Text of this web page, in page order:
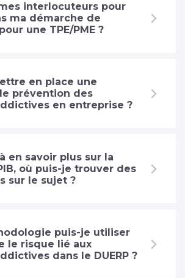
interlocuteurs pour
ma démarche de
une TPE/PME ?
en place une
prévention des
en entreprise ?
en savoir plus sur la
où puis-je trouver des
sur le sujet ?
puis-je utiliser
le risque lié aux
dans le DUERP ?